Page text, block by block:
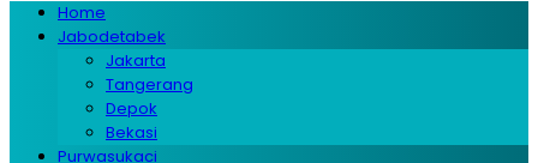
Home
Jabodetabek
Jakarta
Tangerang
Depok
Bekasi
Purwasukaci